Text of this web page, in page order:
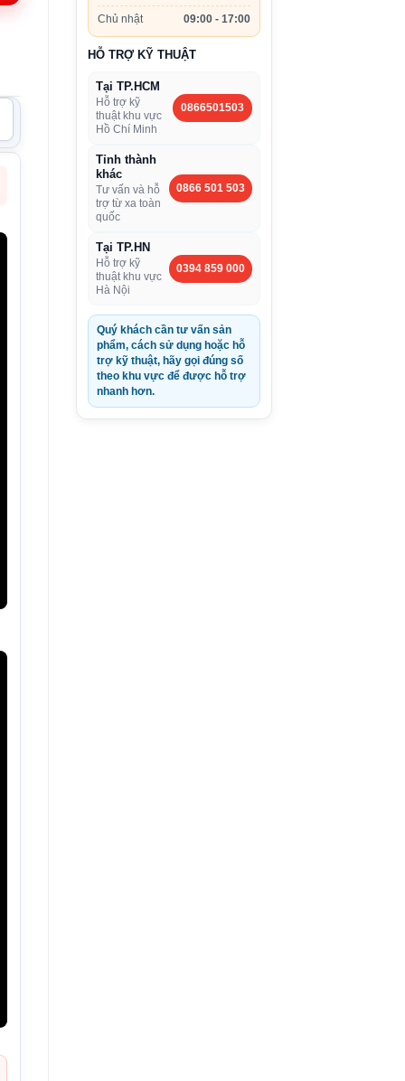
Chủ nhật 09:00 - 17:00
HỖ TRỢ KỸ THUẬT
Tại TP.HCM
Hỗ trợ kỹ
thuật khu vực
Hồ Chí Minh
0866501503
Tỉnh thành
khác
Tư vấn và hỗ
trợ từ xa toàn
quốc
0866 501 503
Tại TP.HN
Hỗ trợ kỹ
thuật khu vực
Hà Nội
0394 859 000
Quý khách cần tư vấn sản
phẩm, cách sử dụng hoặc hỗ
trợ kỹ thuật, hãy gọi đúng số
theo khu vực để được hỗ trợ
nhanh hơn.